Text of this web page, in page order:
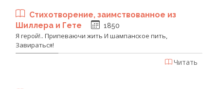
Стихотворение, заимствованное из
Шиллера и Гете
1850
Я герой!.. Припеваючи жить И шампанское пить,
Завираться!
Читать